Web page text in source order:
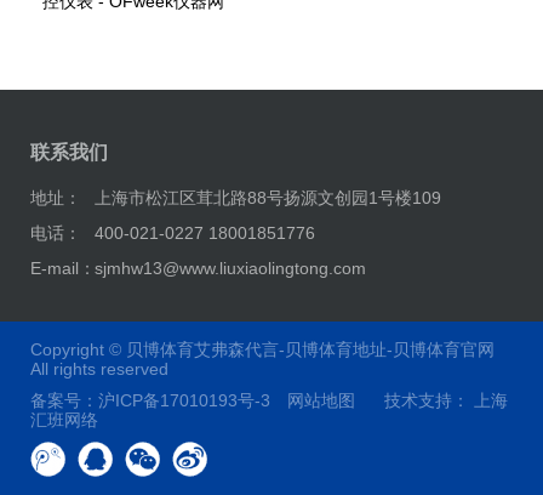
联系我们
地址：
上海市松江区茸北路88号扬源文创园1号楼109
电话：
400-021-0227 18001851776
E-mail：sjmhw13@www.liuxiaolingtong.com
Copyright © 贝博体育艾弗森代言-贝博体育地址-贝博体育官网
All rights reserved
备案号： 沪ICP备17010193号-3 网站地图 技术支持：
上海
汇班网络